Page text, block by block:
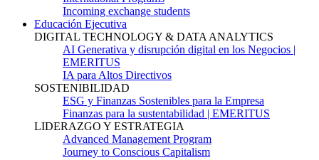
Incoming exchange students
Educación Ejecutiva
DIGITAL TECHNOLOGY & DATA ANALYTICS
AI Generativa y disrupción digital en los Negocios |
EMERITUS
IA para Altos Directivos
SOSTENIBILIDAD
ESG y Finanzas Sostenibles para la Empresa
Finanzas para la sustentabilidad | EMERITUS
LIDERAZGO Y ESTRATEGIA
Advanced Management Program
Journey to Conscious Capitalism